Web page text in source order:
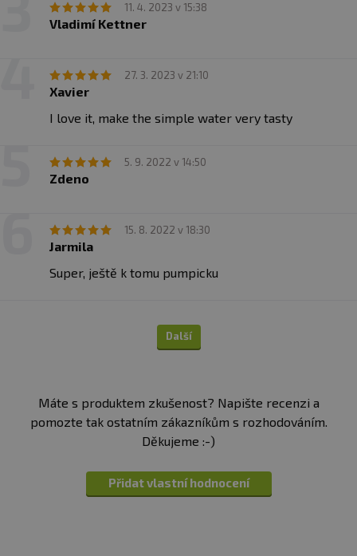
11. 4. 2023 v 15:38
Vladimí Kettner
27. 3. 2023 v 21:10
Xavier
I love it, make the simple water very tasty
5. 9. 2022 v 14:50
Zdeno
15. 8. 2022 v 18:30
Jarmila
Super, ještě k tomu pumpicku
Další
Máte s produktem zkušenost? Napište recenzi a
pomozte tak ostatním zákazníkům s rozhodováním.
Děkujeme :-)
Přidat vlastní hodnocení